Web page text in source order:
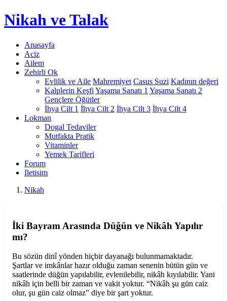
Nikah ve Talak
Anasayfa
Aciz
Ailem
Zehirli Ok
Evlilik ve Aile Mahremiyet Casus Suzi Kadının değeri
Kalplerin Keşfi Yaşama Sanatı 1 Yaşama Sanatı 2
Gençlere Öğütler
İhya Cilt 1 İhya Cilt 2 İhya Cilt 3 İhya Cilt 4
Lokman
Dogal Tedaviler
Mutfakta Pratik
Vitaminler
Yemek Tarifleri
Forum
Iletisim
Nikah
İki Bayram Arasında Düğün ve Nikâh Yapılır
mı?
Bu sözün dinî yönden hiçbir dayanağı bulunmamaktadır.
Şartlar ve imkânlar hazır olduğu zaman senenin bütün gün ve
saatlerinde düğün yapılabilir, evlenilebilir, nikâh kıyılabilir. Yani
nikâh için belli bir zaman ve vakit yoktur. “Nikâh şu gün caiz
olur, şu gün caiz olmaz” diye bir şart yoktur.